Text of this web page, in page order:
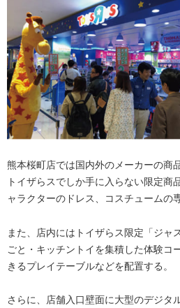
熊本桜町店では国内外のメーカーの商
トイザらスでしか手に入らない限定商
ャラクターのドレス、コスチュームの
また、店内にはトイザらス限定「ジャ
ごと・キッチントイを集積した体験コ
きるプレイテーブルなどを配置する。
さらに、店舗入口壁面に大型のデジタ